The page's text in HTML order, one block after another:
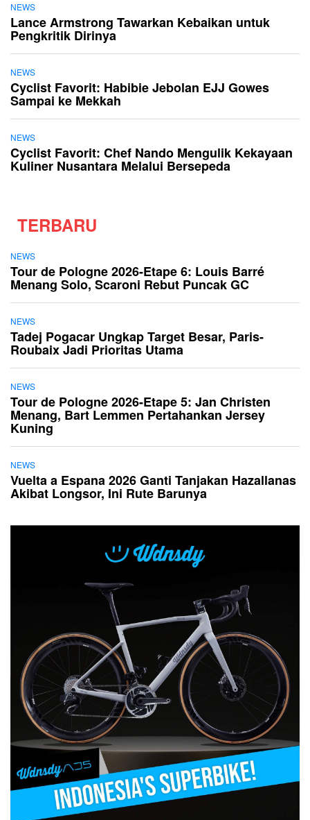
NEWS
Lance Armstrong Tawarkan Kebaikan untuk
Pengkritik Dirinya
NEWS
Cyclist Favorit: Habibie Jebolan EJJ Gowes
Sampai ke Mekkah
NEWS
Cyclist Favorit: Chef Nando Mengulik Kekayaan
Kuliner Nusantara Melalui Bersepeda
TERBARU
NEWS
Tour de Pologne 2026-Etape 6: Louis Barré
Menang Solo, Scaroni Rebut Puncak GC
NEWS
Tadej Pogacar Ungkap Target Besar, Paris-
Roubaix Jadi Prioritas Utama
NEWS
Tour de Pologne 2026-Etape 5: Jan Christen
Menang, Bart Lemmen Pertahankan Jersey
Kuning
NEWS
Vuelta a Espana 2026 Ganti Tanjakan Hazallanas
Akibat Longsor, Ini Rute Barunya